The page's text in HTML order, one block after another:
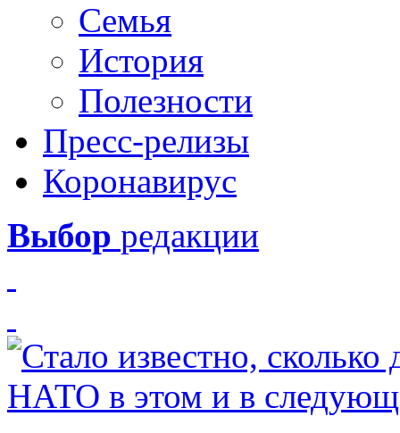
Семья
История
Полезности
Пресс-релизы
Коронавирус
Выбор редакции